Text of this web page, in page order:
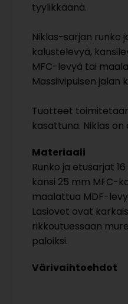
tyylikkäänä.
Niklas-sarjan runko
kalustelevyä,
MFC-levyä tai
Massiivipuisen jalan
Tuotteet
kasattuna. Niklas
Materiaali
Runko ja etusarjat
kansi 25 mm MFC-
maalattua MDF-
Lasiovet ovat
rikkoutuessaan
paloiksi.
Värivaihtoehdot